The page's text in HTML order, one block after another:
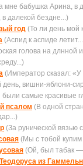
мне бабушка Арина, в
в далекой бездне...)
год (То ли день мой
(Аспид к аспиде
голова на длнной
(Император сказал: «У
день, вишни-яблони-
самые красивые
псалом (В одной
(За рунической вязью
(Мы с тобой
(Ой, был табак
из